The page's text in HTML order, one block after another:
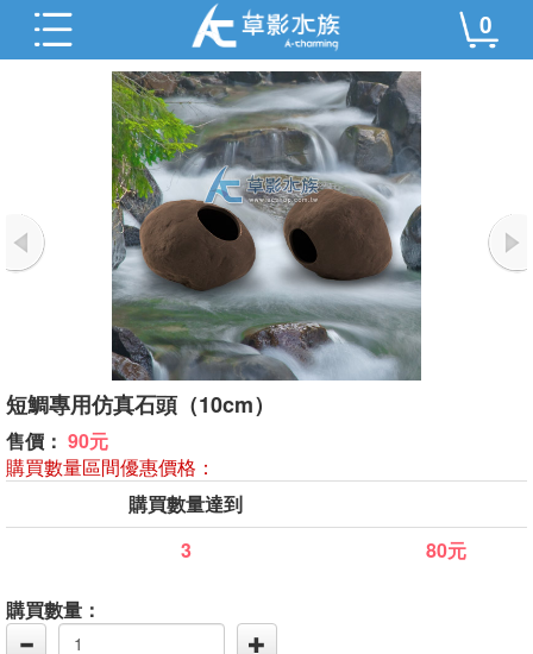
0
短鯛專用仿真石頭（10cm）
售價： 90元
購買數量區間優惠價格：
購買數量達到
3
80元
購買數量：